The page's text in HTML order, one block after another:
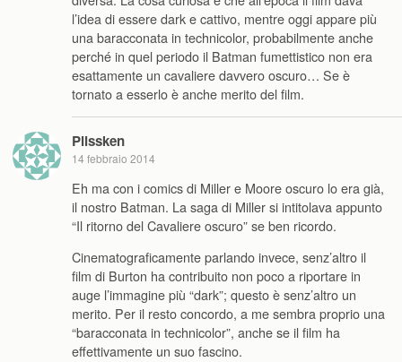
l’idea di essere dark e cattivo, mentre oggi appare più
una baracconata in technicolor, probabilmente anche
perché in quel periodo il Batman fumettistico non era
esattamente un cavaliere davvero oscuro… Se è
tornato a esserlo è anche merito del film.
Plissken
14 febbraio 2014
Eh ma con i comics di Miller e Moore oscuro lo era già,
il nostro Batman. La saga di Miller si intitolava appunto
“Il ritorno del Cavaliere oscuro” se ben ricordo.
Cinematograficamente parlando invece, senz’altro il
film di Burton ha contribuito non poco a riportare in
auge l’immagine più “dark”; questo è senz’altro un
merito. Per il resto concordo, a me sembra proprio una
“baracconata in technicolor”, anche se il film ha
effettivamente un suo fascino.